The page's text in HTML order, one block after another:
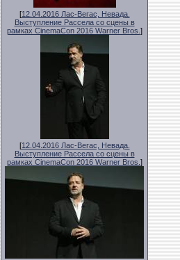
[12.04.2016 Лас-Вегас, Невада.
Выступление Рассела со сцены в
рамках CinemaCon 2016 Warner Bros. ]
[12.04.2016 Лас-Вегас, Невада.
Выступление Рассела со сцены в
рамках CinemaCon 2016 Warner Bros. ]